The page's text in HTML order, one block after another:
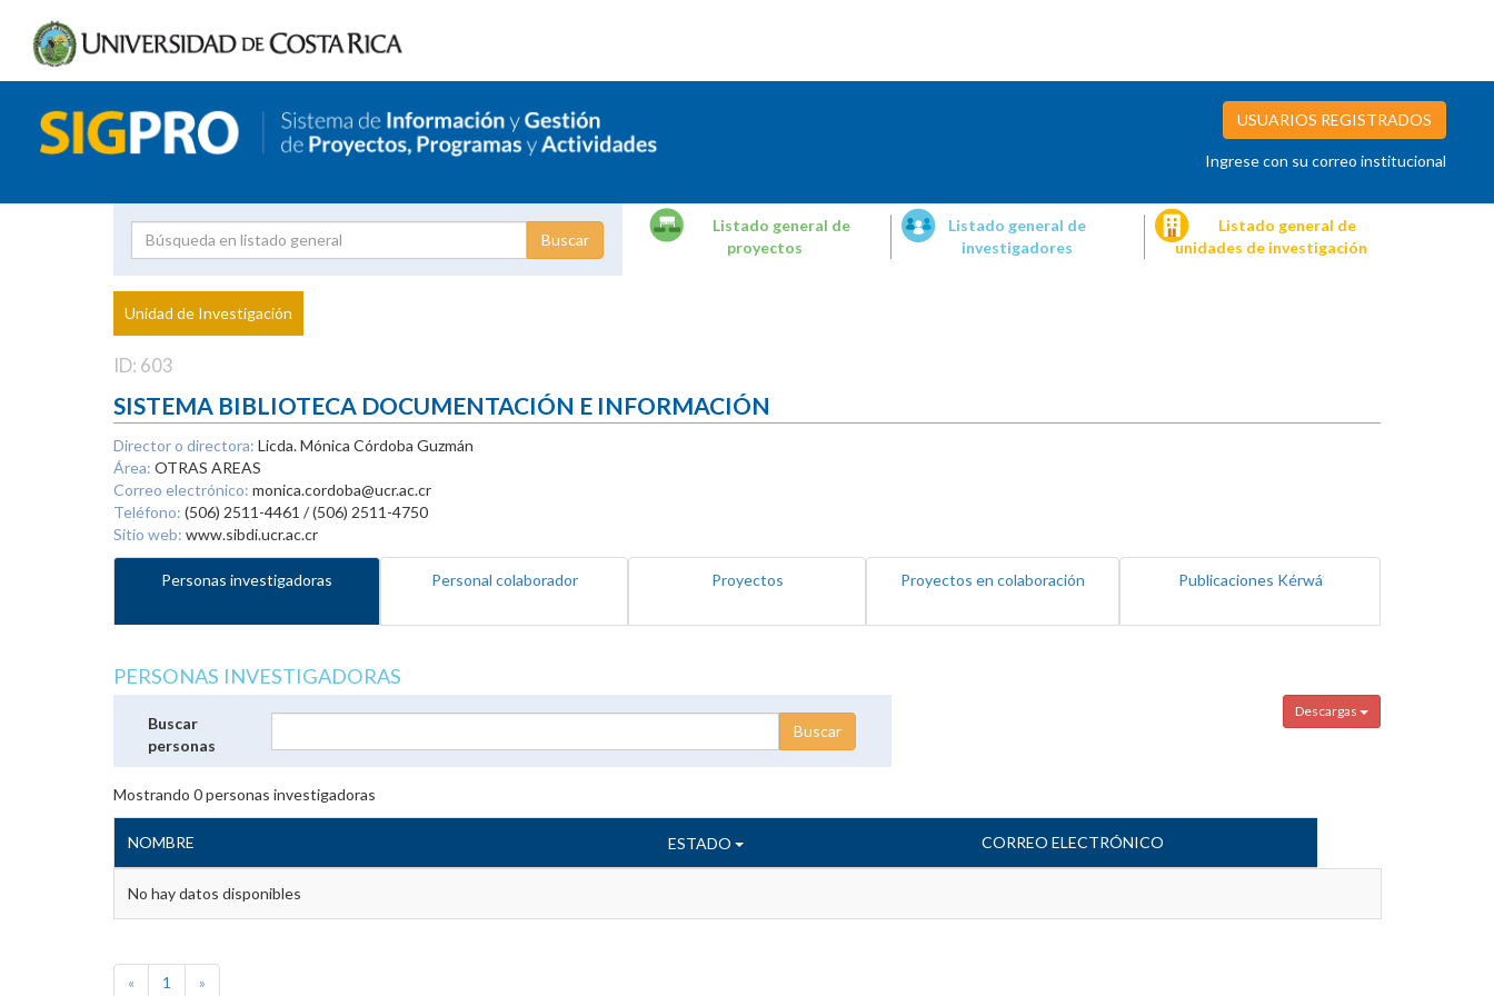
USUARIOS REGISTRADOS
Ingrese con su correo institucional
Proyecto
Investigador
Listado general de
proyectos
Listado general de
investigadores
Listado general de
unidades de investigación
Unidad de Investigación
ID: 603
SISTEMA BIBLIOTECA DOCUMENTACIÓN E INFORMACIÓN
Director o directora: Licda. Mónica Córdoba Guzmán
Área: OTRAS AREAS
Correo electrónico: monica.cordoba@ucr.ac.cr
Teléfono: (506) 2511-4461 / (506) 2511-4750
Sitio web: www.sibdi.ucr.ac.cr
Personas investigadoras Personal colaborador Proyectos Proyectos en colaboración Publicaciones Kérwá
PERSONAS INVESTIGADORAS
Descargas
Buscar
personas
Mostrando 0personas investigadoras
NOMBRE ESTADO CORREO ELECTRÓNICO
No hay datos disponibles
« 1 »